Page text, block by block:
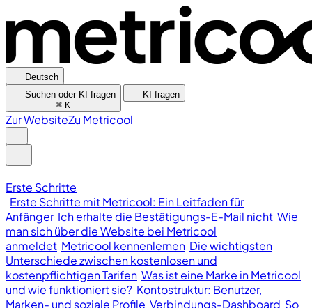
Deutsch
Suchen oder KI fragen
⌘ K
KI fragen
Zur WebsiteZu Metricool
Erste Schritte
Erste Schritte mit Metricool: Ein Leitfaden für
Anfänger Ich erhalte die Bestätigungs-E-Mail nicht Wie
man sich über die Website bei Metricool
anmeldet Metricool kennenlernen Die wichtigsten
Unterschiede zwischen kostenlosen und
kostenpflichtigen Tarifen Was ist eine Marke in Metricool
und wie funktioniert sie? Kontostruktur: Benutzer,
Marken- und soziale Profile Verbindungs-Dashboard So